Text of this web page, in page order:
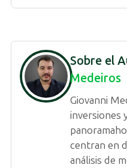
Sobre el
Medeiros
Giovanni
inversiones
centran en
análisis de